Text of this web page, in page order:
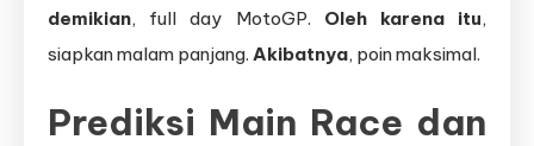
demikian, full day MotoGP. Oleh karena itu,
siapkan malam panjang. Akibatnya, poin maksimal.
Prediksi Main Race dan